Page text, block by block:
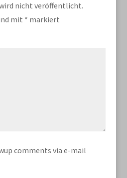
nicht veröffentlicht.
mit * markiert
comments via e-mail